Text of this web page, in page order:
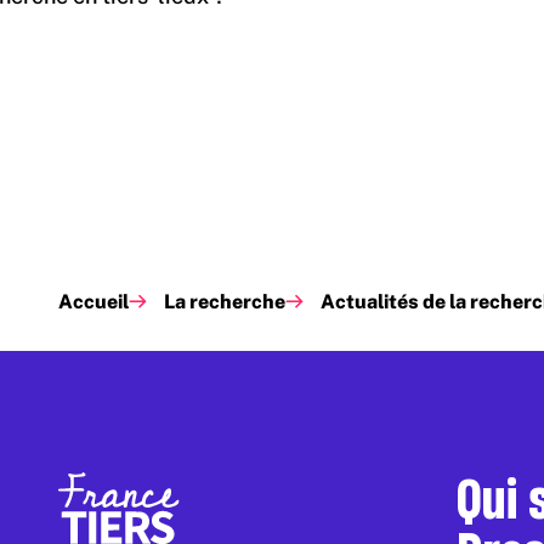
Accueil La recherche Actualités de la
Qui